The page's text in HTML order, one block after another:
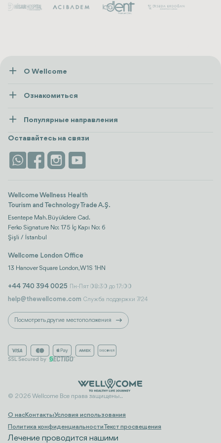
О Wellcome
Пресса
Безопасность
Контакты
Ознакомиться
Wellness
Размещение
Достопримечательности
Отзывы
Популярные направления
посмотреть все
Istanbul
Оставайтесь на связи
Wellcome Wellness Health
Tourism and Technology Trade A.Ş.
Esentepe Mah. Büyükdere Cad.
Ferko Signature No: 175 İç Kapı No: 6
Şişli / İstanbul
Wellcome London Office
13 Hanover Square London, W1S 1HN
+44 740 394 0025 Пн-Пят 08:30 до 17:00
help@thewellcome.com Служба поддержки 7/24
Посмотреть другие местоположения
© 2026 Wellcome Все права защищены..
О насКонтактыУсловия использования
Политика конфиденциальностиТекст просвещения
Лечение проводится нашими